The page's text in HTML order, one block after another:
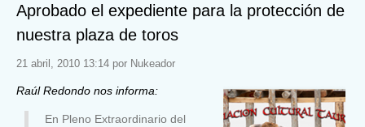
Aprobado el expediente para la protección de
nuestra plaza de toros
21 abril, 2010 13:14 por Nukeador
Raúl Redondo nos informa:
En Pleno Extraordinario del